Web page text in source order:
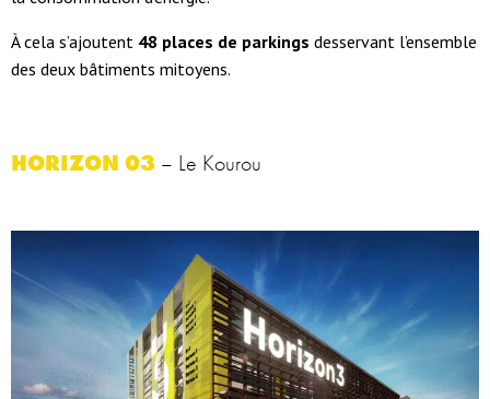
À cela s’ajoutent 48 places de parkings desservant l’ensemble
des deux bâtiments mitoyens.
HORIZON 03 – Le Kourou